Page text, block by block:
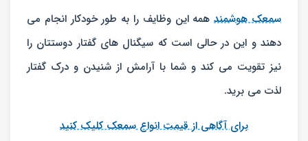
سمعک هوشمندهمه این وظایف را به طور خودکار انجام می
دهند و این در حالی است که سیگنال های گفتار دوستتان را
نیز تقویت می کند و شما با آرامش از شنیدن و درک گفتار
لذت می برید.
برای آگاهی از قیمت انواع سمعک کلیک کنید